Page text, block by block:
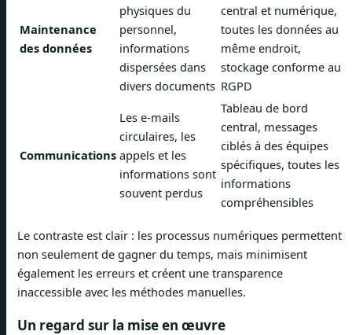
Maintenance
des données
physiques du
personnel,
informations
dispersées dans
divers documents
central et numérique,
toutes les données au
même endroit,
stockage conforme au
RGPD
Communications
Les e-mails
circulaires, les
appels et les
informations sont
souvent perdus
Tableau de bord
central, messages
ciblés à des équipes
spécifiques, toutes les
informations
compréhensibles
Le contraste est clair : les processus numériques permettent
non seulement de gagner du temps, mais minimisent
également les erreurs et créent une transparence
inaccessible avec les méthodes manuelles.
Un regard sur la mise en œuvre